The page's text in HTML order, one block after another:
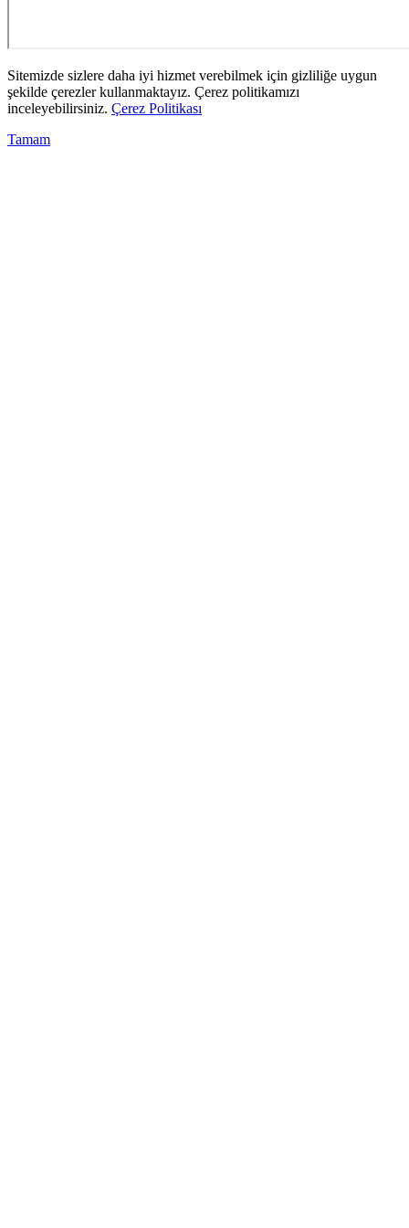
Sitemizde sizlere daha iyi hizmet verebilmek için gizliliğe uygun
şekilde çerezler kullanmaktayız. Çerez politikamızı
inceleyebilirsiniz. Çerez Politikası
Tamam